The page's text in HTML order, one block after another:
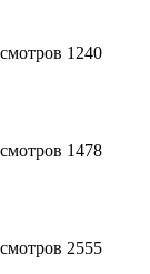
1240
1478
2555